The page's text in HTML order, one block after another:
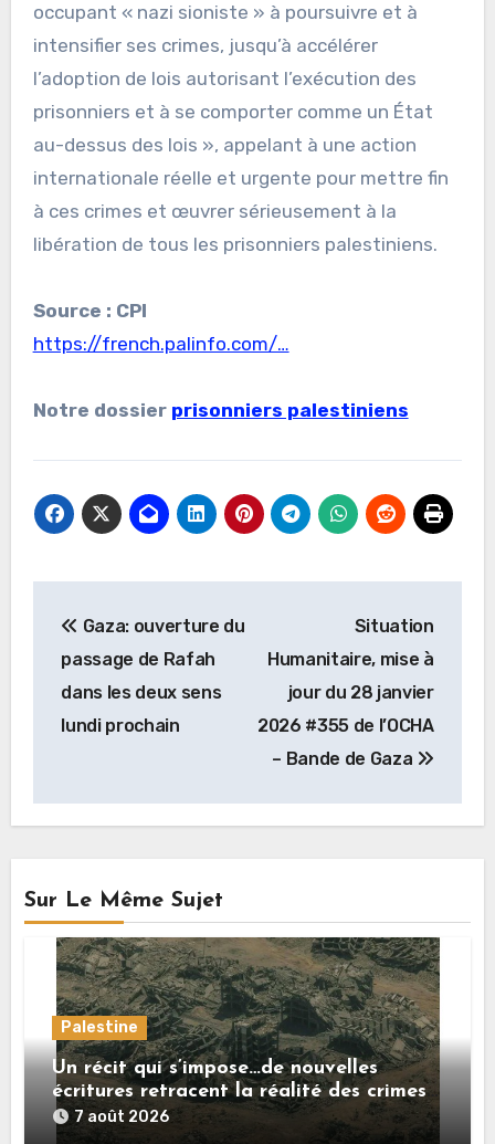
occupant « nazi sioniste » à poursuivre et à
intensifier ses crimes, jusqu’à accélérer
l’adoption de lois autorisant l’exécution des
prisonniers et à se comporter comme un État
au-dessus des lois », appelant à une action
internationale réelle et urgente pour mettre fin
à ces crimes et œuvrer sérieusement à la
libération de tous les prisonniers palestiniens.
Source : CPI
https://french.palinfo.com/…
Notre dossier prisonniers palestiniens
de
l’article
Gaza: ouverture du
passage de Rafah
dans les deux sens
lundi prochain
Situation
Humanitaire, mise à
jour du 28 janvier
2026 #355 de l’OCHA
– Bande de Gaza
Sur Le Même Sujet
Palestine
Un récit qui s’impose…de nouvelles
écritures retracent la réalité des crimes
sionistes à Gaza
7 août 2026